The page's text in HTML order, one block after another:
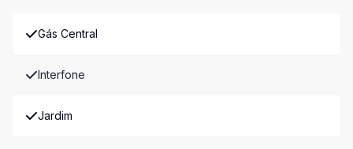
Gás Central
Interfone
Jardim